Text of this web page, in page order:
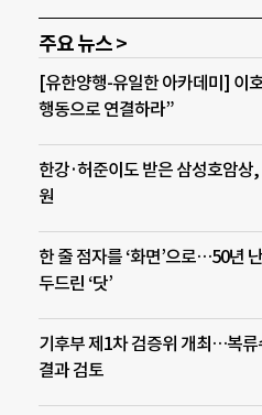
주요 뉴스 >
[유한양행-유일한 아카데미] 이
행동으로 연결하라”
한강·허준이도 받은 삼성호암상
원
한 줄 점자를 ‘화면’으로…50년
두드린 ‘닷’
기후부 제1차 검증위 개최…복류
결과 검토